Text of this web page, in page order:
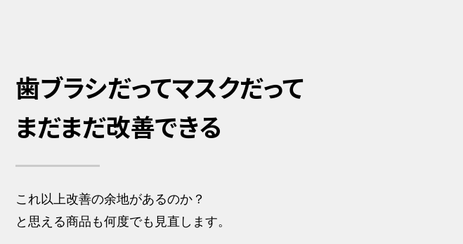
歯ブラシだってマスクだって
まだまだ改善できる
これ以上改善の余地があるのか？
と思える商品も何度でも見直します。